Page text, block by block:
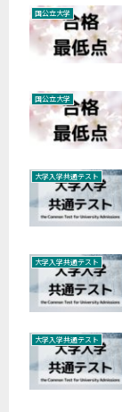
国公立大学
国公立大学
大学入学共通テスト
大学入学共通テスト
大学入学共通テスト